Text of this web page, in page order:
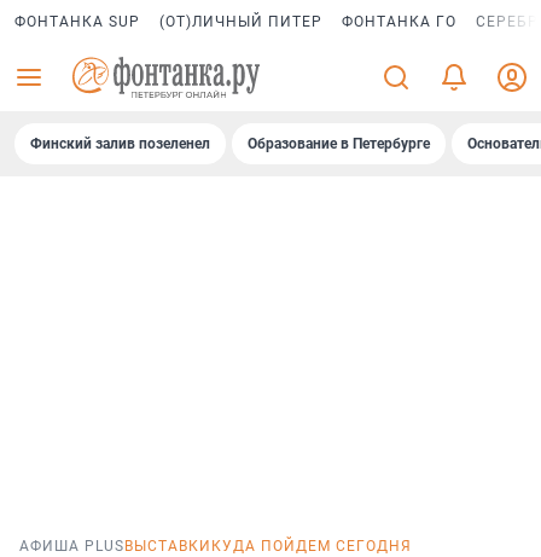
ФОНТАНКА SUP (ОТ)ЛИЧНЫЙ ПИТЕР ФОНТАНКА ГО
Финский залив позеленел Образование в Петербурге
АФИША PLUS ВЫСТАВКИ КУДА ПОЙДЕМ СЕГОДНЯ